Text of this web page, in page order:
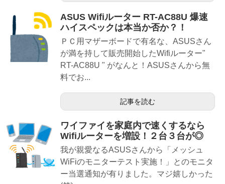
ASUS Wifiルーター RT-AC88U 爆速
ハイスペックは本当か否か？！
ＰＣ用マザーボードで有名な、ASUSさん
が満を持して販売開始したWifiルーター"
RT-AC88U " がなんと！ASUSさんから無
料でお...
記事を読む
ワイファイを家庭内で速くするなら
Wifiルーターを増設！２台３台が◎
我が親愛なるASUSさんから「メッシュ
WiFiのモニターテスト実施！」とのモニタ
ー当選通知が有りました。マジ嬉しかった